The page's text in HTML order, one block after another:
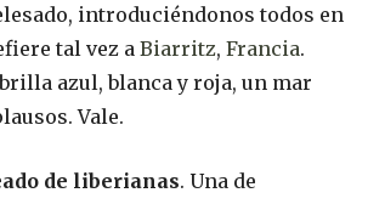
introduciéndonos todos en
tal vez a Biarritz, Francia.
azul, blanca y roja, un mar
Vale.
de liberianas. Una de